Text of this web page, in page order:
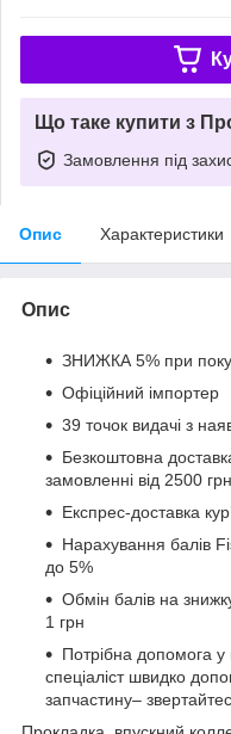
Що таке купити з
Замовлення під
Опис Характеристики
Опис
ЗНИЖКА 5% при
Офіційний імпортер
39 точок видачі з
Безкоштовна
замовленні від 2500 грн
Експрес-доставка
Нарахування балів
до 5%
Обмін балів на
1 грн
Потрібна допомога
спеціаліст швидко
запчастину–